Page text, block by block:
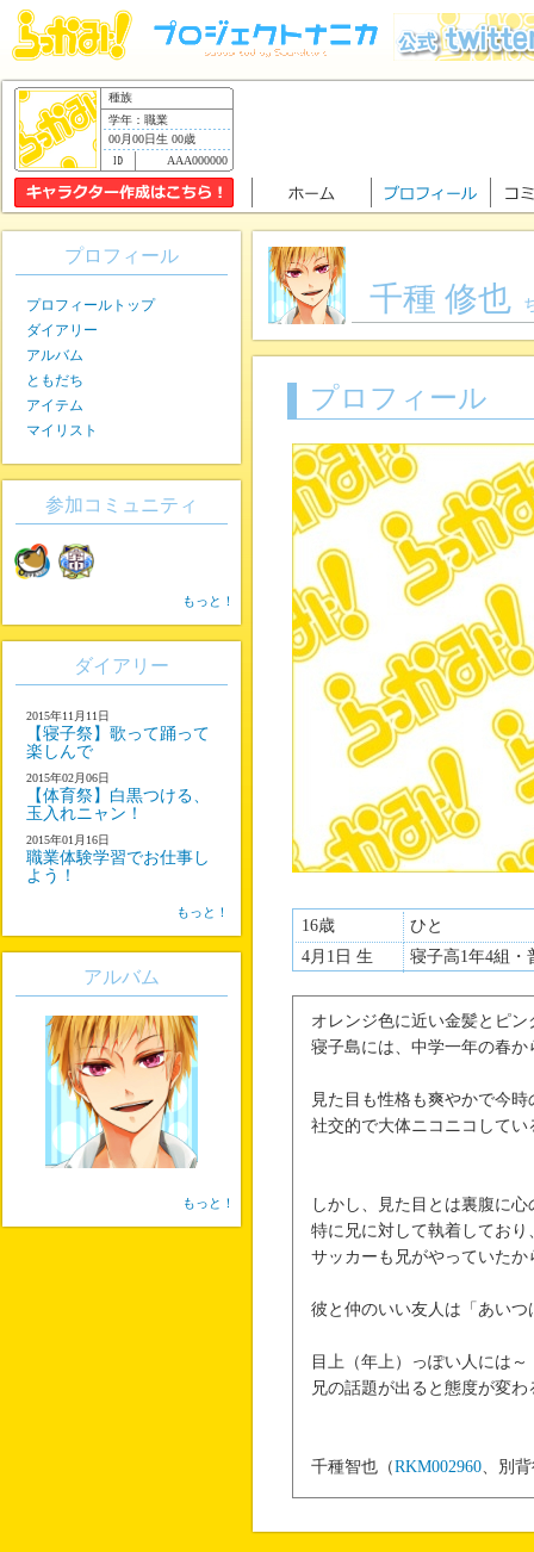
種族
学年：職業
00月00日生 00歳
AAA000000
千種 修也
プロフィール
16歳
ひと
4月1日 生
寝子高1年4組・
オレンジ色に近い金髪とピ
寝子島には、中学一年の春
見た目も性格も爽やかで今
社交的で大体ニコニコしてい
しかし、見た目とは裏腹に
特に兄に対して執着してお
サッカーも兄がやっていた
彼と仲のいい友人は「あい
目上（年上）っぽい人には
兄の話題が出ると態度が変わ
千種智也（RKM002960、別
プロフィール
プロフィールトップ
ダイアリー
アルバム
ともだち
アイテム
マイリスト
参加コミュニティ
もっと！
ダイアリー
2015年11月11日
【寝子祭】歌って踊って
楽しんで
2015年02月06日
【体育祭】白黒つける、
玉入れニャン！
2015年01月16日
職業体験学習でお仕事し
よう！
もっと！
アルバム
もっと！